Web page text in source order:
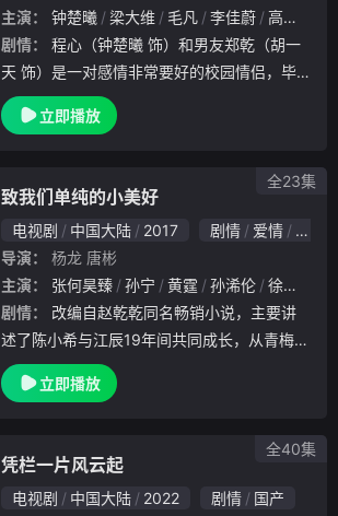
主演：
钟楚曦 梁大维 毛凡 李佳蔚 高曙光
剧情：
天 饰）是一对感情非常要好的校园情侣，毕
业之后，程心邀请郑乾加入自家的程氏集团，
却遭到了郑乾的拒绝，他不愿意寄人篱下，而
立即播放
致我们单纯的小美好
电视剧 中国大陆 2017 剧情 爱情
国产
导演：
杨龙 唐彬
主演：
张何昊臻 孙宁 黄霆 孙浠伦 徐明哲
剧情：
述了陈小希与江辰19年间共同成长，从青梅竹
马到错失后的再次牵手的爱情故事。腹黑傲娇
的天才医生，蠢萌逗比的元气少女，全剧气质
立即播放
全23集
凭栏一片风云起
电视剧 中国大陆 2022 剧情 国产
全40集